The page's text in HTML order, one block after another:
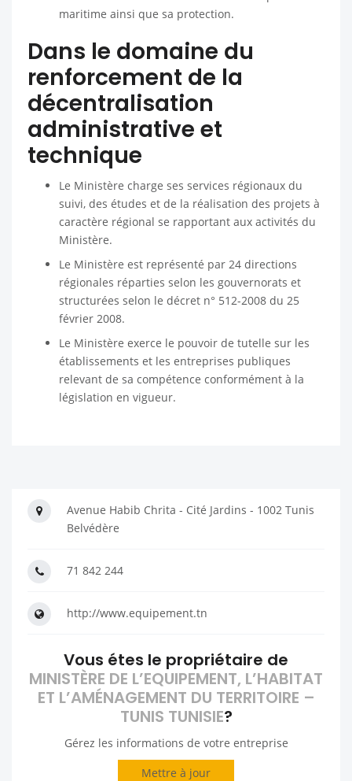
maritime ainsi que sa protection.
Dans le domaine du
renforcement de la
décentralisation
administrative et
technique
Le Ministère charge ses services régionaux du
suivi, des études et de la réalisation des projets à
caractère régional se rapportant aux activités du
Ministère.
Le Ministère est représenté par 24 directions
régionales réparties selon les gouvernorats et
structurées selon le décret n° 512-2008 du 25
février 2008.
Le Ministère exerce le pouvoir de tutelle sur les
établissements et les entreprises publiques
relevant de sa compétence conformément à la
législation en vigueur.
Avenue Habib Chrita - Cité Jardins - 1002 Tunis
Belvédère
71 842 244
http://www.equipement.tn
Vous étes le propriétaire de
MINISTÈRE DE L’EQUIPEMENT, L’HABITAT
ET L’AMÉNAGEMENT DU TERRITOIRE –
TUNIS TUNISIE?
Gérez les informations de votre entreprise
Mettre à jour